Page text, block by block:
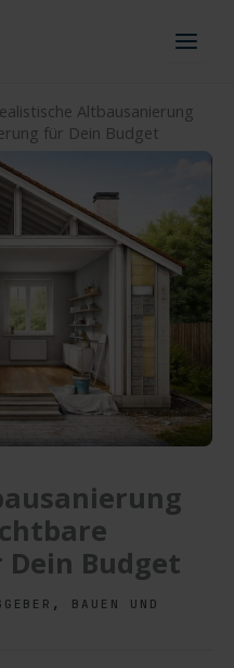
Altbausanierung
für Dein Budget
Budget
,
BAUEN UND